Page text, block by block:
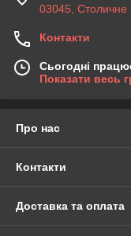
03045, Столичне
Контакти
Сьогодні
Показати весь
Про нас
Контакти
Доставка та оплата